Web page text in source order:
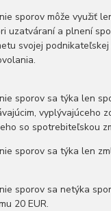
sporov môže využiť
uzatváraní a plnení
svojej podnikateľskej
sporov sa týka len
vyplývajúceho
so spotrebiteľskou
sporov sa týka len
sporov sa netýka
20 EUR.